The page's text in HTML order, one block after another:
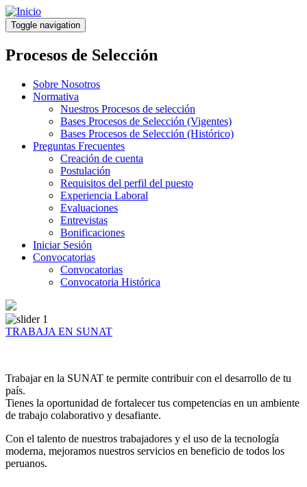
Pasar
al
contenido
principal
Toggle navigation
Procesos de Selección
Sobre Nosotros
Normativa
Nuestros Procesos de selección
Bases Procesos de Selección (Vigentes)
Bases Procesos de Selección (Histórico)
Preguntas Frecuentes
Creación de cuenta
Postulación
Requisitos del perfil del puesto
Experiencia Laboral
Evaluaciones
Entrevistas
Bonificaciones
Iniciar Sesión
Convocatorias
Convocatorias
Convocatoria Histórica
TRABAJA EN SUNAT
Trabajar en la SUNAT te permite contribuir con el desarrollo de tu
país.
Tienes la oportunidad de fortalecer tus competencias en un ambiente
de trabajo colaborativo y desafiante.
Con el talento de nuestros trabajadores y el uso de la tecnología
moderna, mejoramos nuestros servicios en beneficio de todos los
peruanos.